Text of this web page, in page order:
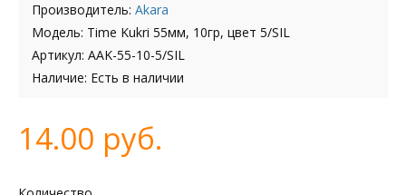
Производитель: Akara
Модель: Time Kukri 55мм, 10гр, цвет 5/SIL
Артикул: AAK-55-10-5/SIL
Наличие: Есть в наличии
14.00 руб.